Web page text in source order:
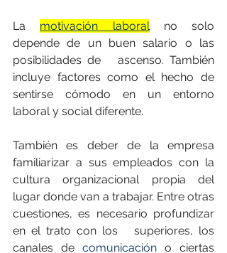
La motivación laboral no solo
depende de un buen salario o las
posibilidades de   ascenso. También
incluye factores como el hecho de
sentirse cómodo en un entorno
laboral y social diferente.
También es deber de la empresa
familiarizar a sus empleados con la
cultura organizacional propia del
lugar donde van a trabajar. Entre otras
cuestiones, es necesario profundizar
en el trato con los   superiores, los
canales de comunicación o ciertas